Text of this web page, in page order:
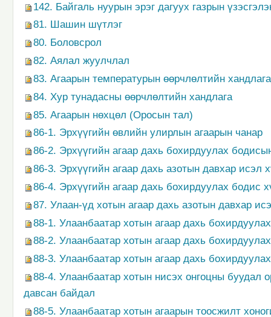
142. Байгаль нуурын эрэг дагуух газрын
81. Шашин шүтлэг
80. Боловсрол
82. Аялал жуулчлал
83. Агаарын температурын өөрчлөлтийн хандлага
84. Хур тунадасны өөрчлөлтийн хандлага
85. Агаарын нөхцөл (Оросын тал)
86-1. Эрхүүгийн өвлийн улирлын агаарын чанар
86-2. Эрхүүгийн агаар дахь бохирдуулах
86-3. Эрхүүгийн агаар дахь азотын давхар исэл
86-4. Эрхүүгийн агаар дахь бохирдуулах бодис
87. Улаан-үд хотын агаар дахь азотын давхар
88-1. Улаанбаатар хотын агаар дахь
88-2. Улаанбаатар хотын агаар дахь
88-3. Улаанбаатар хотын агаар дахь
88-4. Улаанбаатар хотын нисэх онгоцны буудал
давсан байдал
88-5. Улаанбаатар хотын агаарын тоосжилт